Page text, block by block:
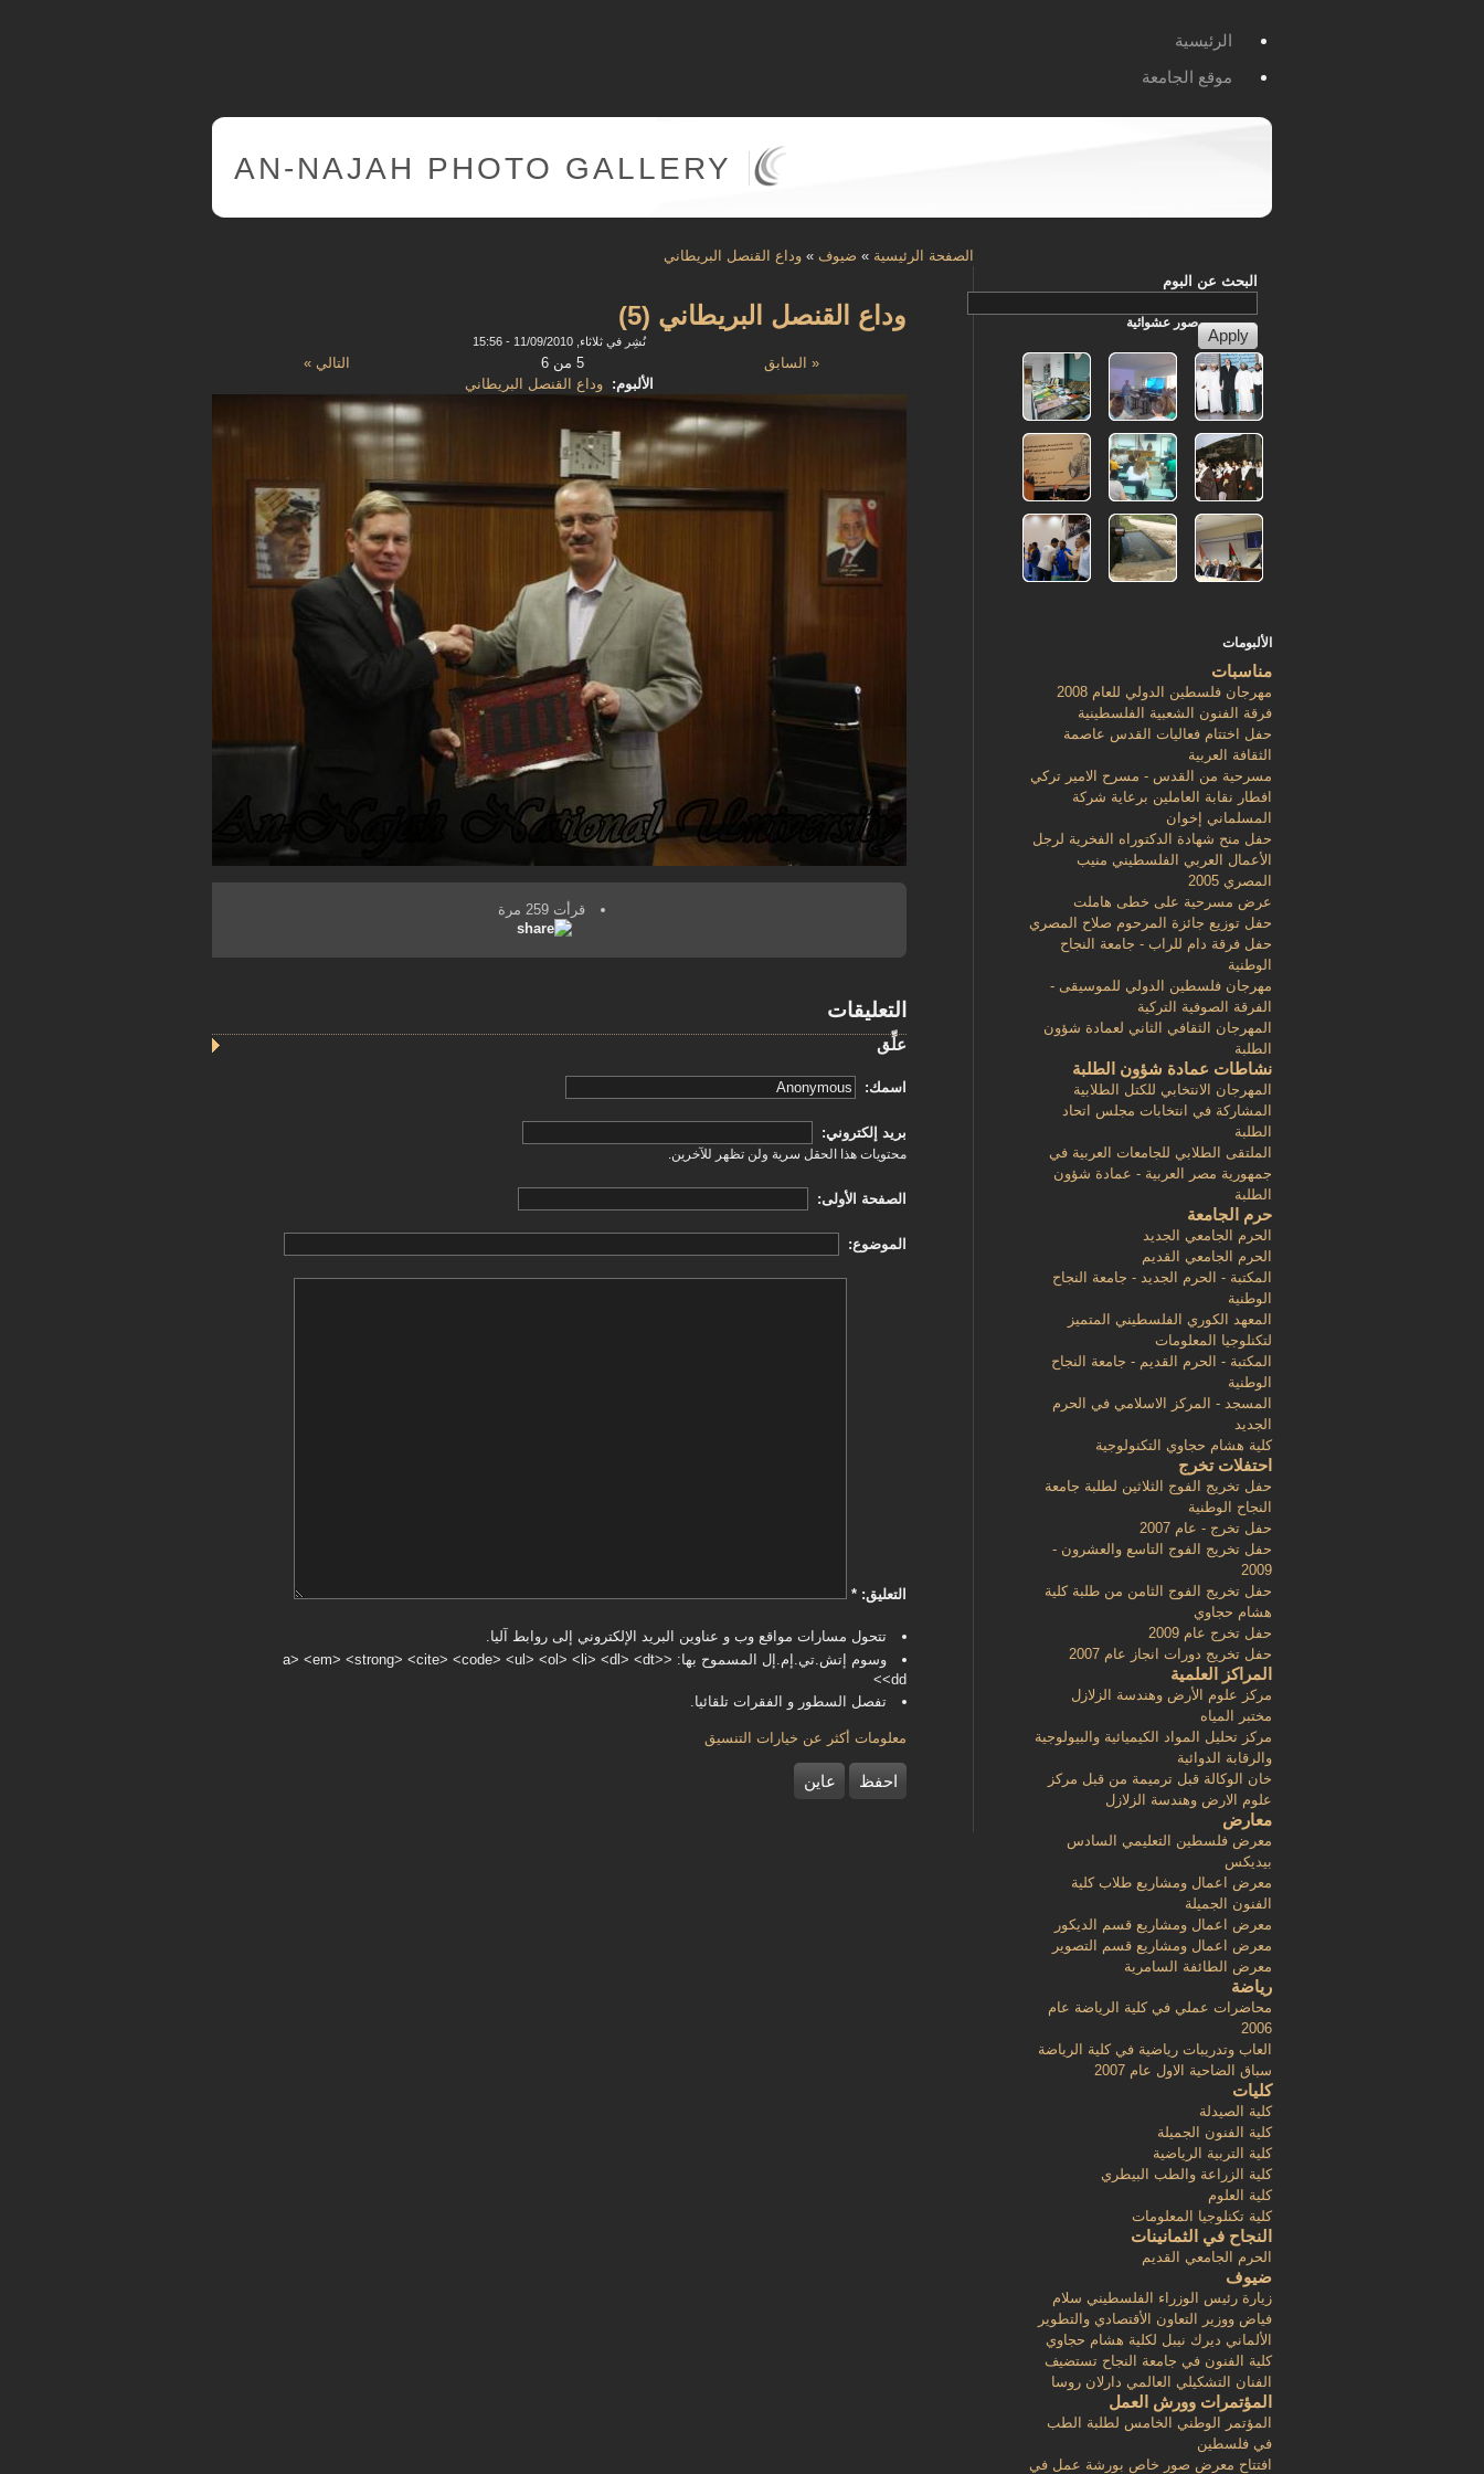
الرئيسية
موقع الجامعة
AN-NAJAH PHOTO GALLERY
الصفحة الرئيسية » ضيوف » وداع القنصل البريطاني
وداع القنصل البريطاني (5)
نُشِر في ثلاثاء, 11/09/2010 - 15:56
« السابق 5 من 6
التالي »
الألبوم: وداع القنصل البريطاني
قرأت 259 مرة
التعليقات
علِّق
‏اسمك: ‏
‏بريد إلكتروني: ‏
محتويات هذا الحقل سرية ولن تظهر للآخرين.
‏الصفحة الأولى: ‏
‏الموضوع: ‏
‏التعليق: ‏ *
تتحول مسارات مواقع وب و عناوين البريد الإلكتروني إلى روابط آليا.
وسوم إتش.تي.إم.إل المسموح بها: <a> <em> <strong> <cite> <code> <ul> <ol> <li> <dl> <dt>
<dd>
تفصل السطور و الفقرات تلقائيا.
معلومات أكثر عن خيارات التنسيق
البحث عن البوم
صور عشوائية
الألبومات
مناسبات
مهرجان فلسطين الدولي للعام 2008
فرقة الفنون الشعبية الفلسطينية
حفل اختتام فعاليات القدس عاصمة
الثقافة العربية
مسرحية من القدس - مسرح الامير تركي
افطار نقابة العاملين برعاية شركة
المسلماني إخوان
حفل منح شهادة الدكتوراه الفخرية لرجل
الأعمال العربي الفلسطيني منيب
المصري 2005
عرض مسرحية على خطى هاملت
حفل توزيع جائزة المرحوم صلاح المصري
حفل فرقة دام للراب - جامعة النجاح
الوطنية
مهرجان فلسطين الدولي للموسيقى -
الفرقة الصوفية التركية
المهرجان الثقافي الثاني لعمادة شؤون
الطلبة
نشاطات عمادة شؤون الطلبة
المهرجان الانتخابي للكتل الطلابية
المشاركة في انتخابات مجلس اتحاد
الطلبة
الملتقى الطلابي للجامعات العربية في
جمهورية مصر العربية - عمادة شؤون
الطلبة
حرم الجامعة
الحرم الجامعي الجديد
الحرم الجامعي القديم
المكتبة - الحرم الجديد - جامعة النجاح
الوطنية
المعهد الكوري الفلسطيني المتميز
لتكنلوجيا المعلومات
المكتبة - الحرم القديم - جامعة النجاح
الوطنية
المسجد - المركز الاسلامي في الحرم
الجديد
كلية هشام حجاوي التكنولوجية
احتفلات تخرج
حفل تخريج الفوج الثلاثين لطلبة جامعة
النجاح الوطنية
حفل تخرج - عام 2007
حفل تخريج الفوج التاسع والعشرون -
2009
حفل تخريج الفوج الثامن من طلبة كلية
هشام حجاوي
حفل تخرج عام 2009
حفل تخريج دورات انجاز عام 2007
المراكز العلمية
مركز علوم الأرض وهندسة الزلازل
مختبر المياه
مركز تحليل المواد الكيميائية والبيولوجية
والرقابة الدوائية
خان الوكالة قبل ترميمة من قبل مركز
علوم الارض وهندسة الزلازل
معارض
معرض فلسطين التعليمي السادس
بيديكس
معرض اعمال ومشاريع طلاب كلية
الفنون الجميلة
معرض اعمال ومشاريع قسم الديكور
معرض اعمال ومشاريع قسم التصوير
معرض الطائفة السامرية
رياضة
محاضرات عملي في كلية الرياضة عام
2006
العاب وتدريبات رياضية في كلية الرياضة
سباق الضاحية الاول عام 2007
كليات
كلية الصيدلة
كلية الفنون الجميلة
كلية التربية الرياضية
كلية الزراعة والطب البيطري
كلية العلوم
كلية تكنلوجيا المعلومات
النجاح في الثمانينات
الحرم الجامعي القديم
ضيوف
زيارة رئيس الوزراء الفلسطيني سلام
فياض ووزير التعاون الأقتصادي والتطوير
الألماني ديرك نيبل لكلية هشام حجاوي
كلية الفنون في جامعة النجاح تستضيف
الفنان التشكيلي العالمي دارلان روسا
المؤتمرات وورش العمل
المؤتمر الوطني الخامس لطلبة الطب
في فلسطين
افتتاح معرض صور خاص بورشة عمل في